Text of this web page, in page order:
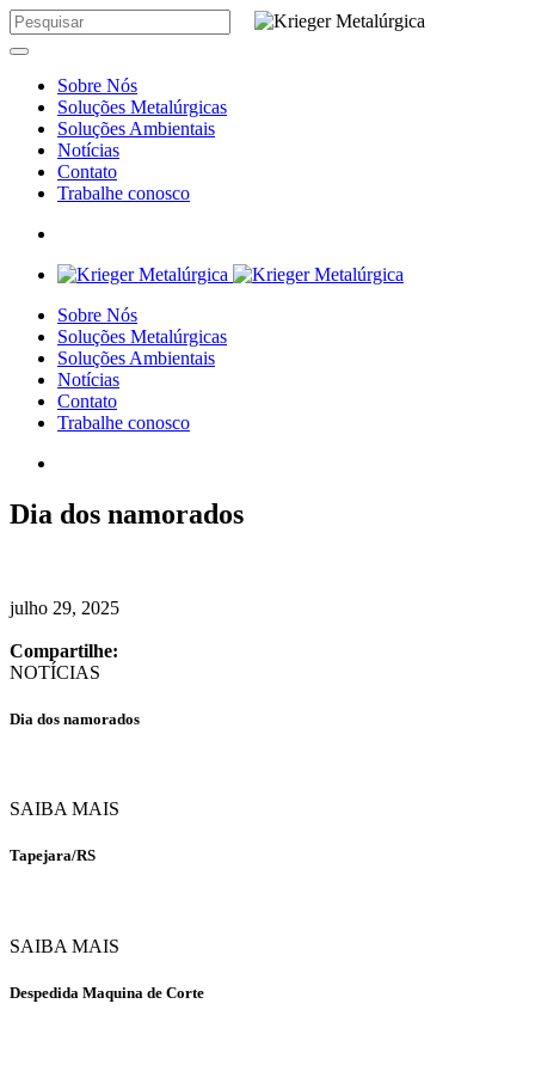
Sobre Nós
Soluções Metalúrgicas
Soluções Ambientais
Notícias
Contato
Trabalhe conosco
Sobre Nós
Soluções Metalúrgicas
Soluções Ambientais
Notícias
Contato
Trabalhe conosco
Dia dos namorados
julho 29, 2025
Compartilhe:
NOTÍCIAS
Dia dos namorados
SAIBA MAIS
Tapejara/RS
SAIBA MAIS
Despedida Maquina de Corte